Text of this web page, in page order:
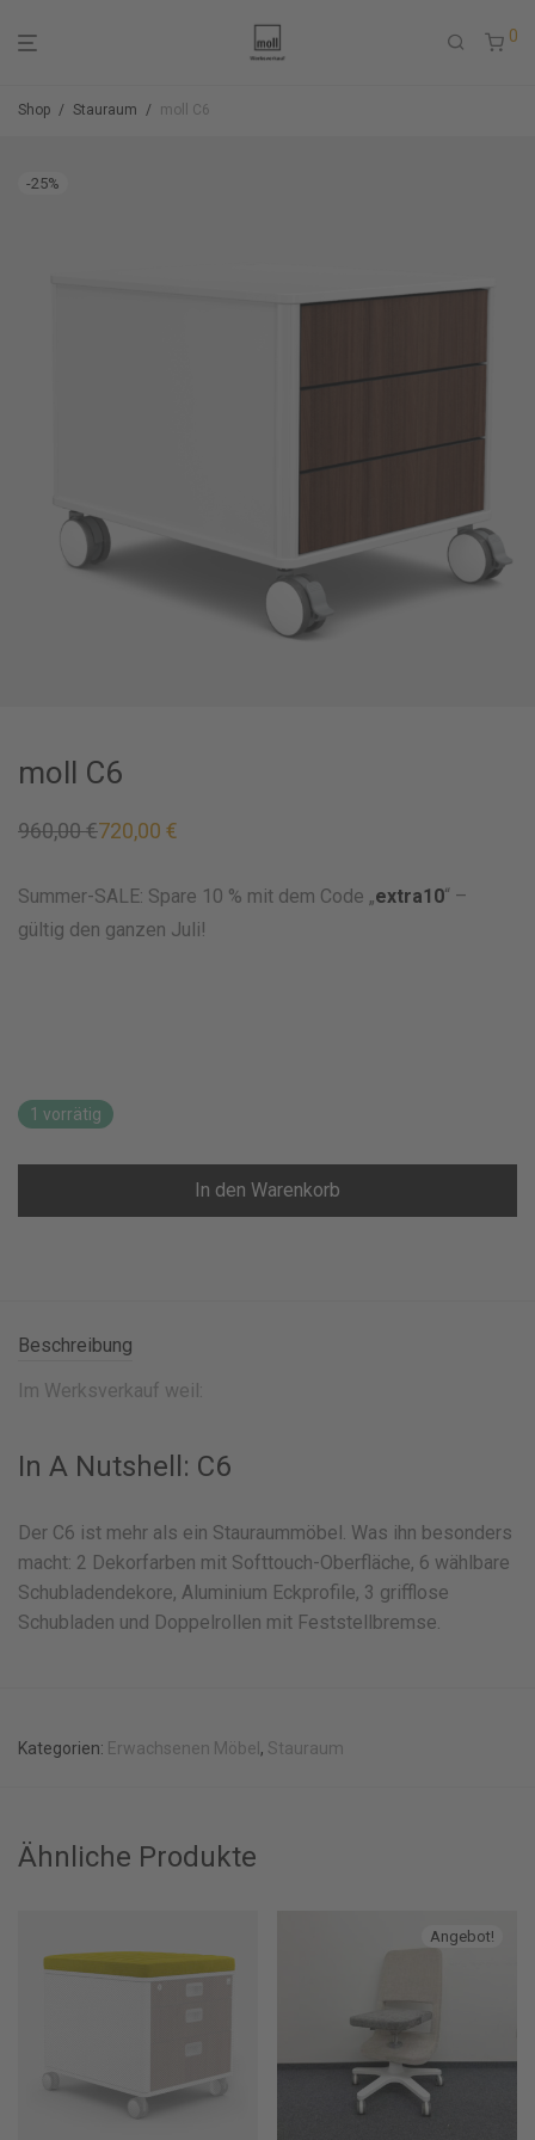
0
Shop / Stauraum / moll C6
-25%
moll C6
960,00€
Ursprünglicher
960,00 €
720,00 €
Aktueller
720,00 €.
Summer-SALE: Spare 10 % mit dem Code „extra10“ –
gültig den ganzen Juli!
1 vorrätig
In den Warenkorb
Beschreibung
Im Werksverkauf weil:
In A Nutshell: C6
Der C6 ist mehr als ein Stauraummöbel. Was ihn besonders
macht: 2 Dekorfarben mit Softtouch-Oberfläche, 6 wählbare
Schubladendekore, Aluminium Eckprofile, 3 grifflose
Schubladen und Doppelrollen mit Feststellbremse.
Kategorien: Erwachsenen Möbel , Stauraum
Ähnliche Produkte
Angebot!